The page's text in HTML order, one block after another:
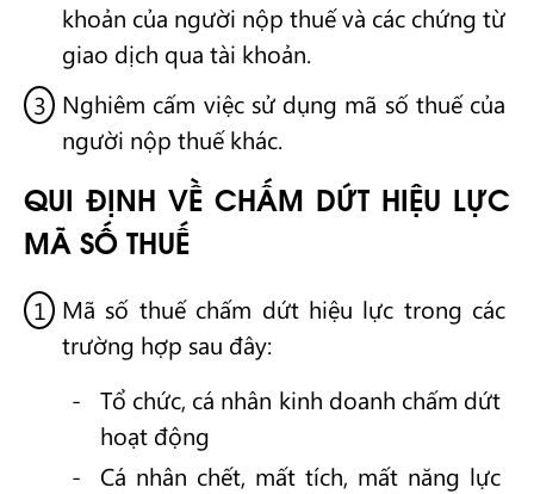
khoản của người nộp thuế và các chứng từ
giao dịch qua tài khoản.
Nghiêm cấm việc sử dụng mã số thuế của
người nộp thuế khác.
QUI ĐỊNH VỀ CHẤM DỨT HIỆU LỰC
MÃ SỐ THUẾ
Mã số thuế chấm dứt hiệu lực trong các
trường hợp sau đây:
Tổ chức, cá nhân kinh doanh chấm dứt
hoạt động
Cá nhân chết, mất tích, mất năng lực